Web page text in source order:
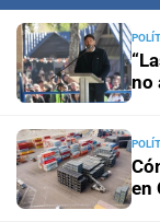
Santa Fe ciudad
que después de
+ Sucesos
no
en